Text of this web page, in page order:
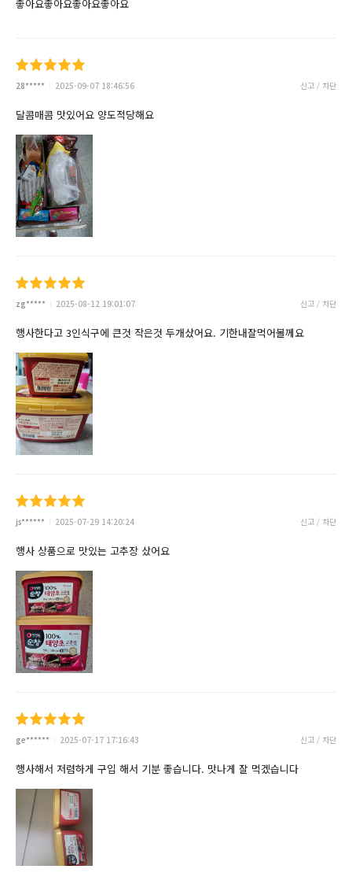
좋아요좋아요좋아요좋아요
28***** 2025-09-07 18:46:56 신고 / 차단
달콤매콤 맛있어요 양도적당해요
zg***** 2025-08-12 19:01:07 신고 / 차단
행사한다고 3인식구에 큰것 작은것 두개샀어요. 기한내잘먹어볼께요
js****** 2025-07-29 14:20:24 신고 / 차단
행사 상품으로 맛있는 고추장 샀어요
ge****** 2025-07-17 17:16:43 신고 / 차단
행사해서 저렴하게 구입 해서 기분 좋습니다. 맛나게 잘 먹겠습니다